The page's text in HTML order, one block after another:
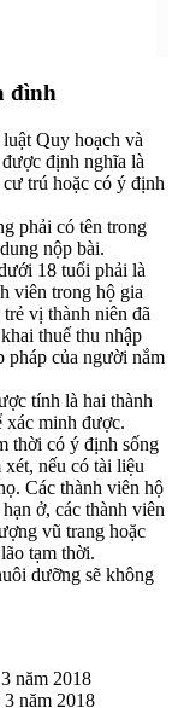
đình
Quy hoạch và
định nghĩa là
trú hoặc có ý định
phải có tên trong
nộp bài.
18 tuổi phải là
viên trong hộ gia
vị thành niên đã
thuế thu nhập
pháp của người nắm
tính là hai thành
xác minh được.
thời có ý định sống
nếu có tài liệu
Các thành viên hộ
ở, các thành viên
vũ trang hoặc
tạm thời.
dưỡng sẽ không
năm 2018
3 năm 2018